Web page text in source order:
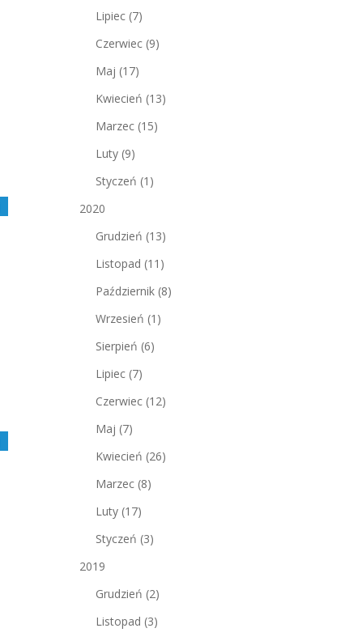
Lipiec (7)
Czerwiec (9)
Maj (17)
Kwiecień (13)
Marzec (15)
Luty (9)
Styczeń (1)
2020
Grudzień (13)
Listopad (11)
Październik (8)
Wrzesień (1)
Sierpień (6)
Lipiec (7)
Czerwiec (12)
Maj (7)
Kwiecień (26)
Marzec (8)
Luty (17)
Styczeń (3)
2019
Grudzień (2)
Listopad (3)